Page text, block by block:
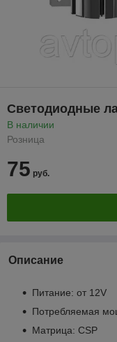
Светодиодные
В наличии
Розница
75 руб.
Описание
Питание: от 12V
Потребляемая
Матрица: CSP